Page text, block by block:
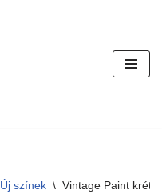
Új színek \ Vintage Paint